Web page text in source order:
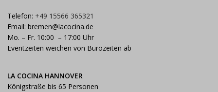
Telefon: +49 15566 365321
Email: bremen@lacocina.de
Mo. – Fr. 10:00 – 17:00 Uhr
Eventzeiten weichen von Bürozeiten ab
LA COCINA HANNOVER
Königstraße bis 65 Personen